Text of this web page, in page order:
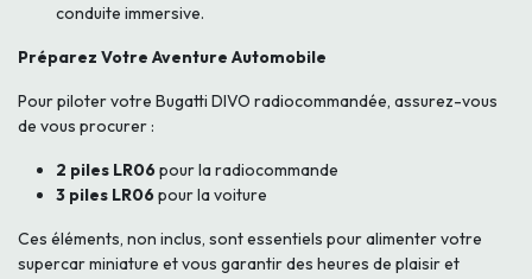
conduite immersive.
Préparez Votre Aventure Automobile
Pour piloter votre Bugatti DIVO radiocommandée, assurez-vous
de vous procurer :
2 piles LR06pour la radiocommande
3 piles LR06pour la voiture
Ces éléments, non inclus, sont essentiels pour alimenter votre
supercar miniature et vous garantir des heures de plaisir et